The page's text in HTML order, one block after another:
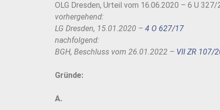
OLG Dresden, Urteil vom 16.06.2020 – 6 U 327/
vorhergehend:
LG Dresden, 15.01.2020 – 4 O 627/17
nachfolgend:
BGH, Beschluss vom 26.01.2022 – VII ZR 107/
Gründe:
A.